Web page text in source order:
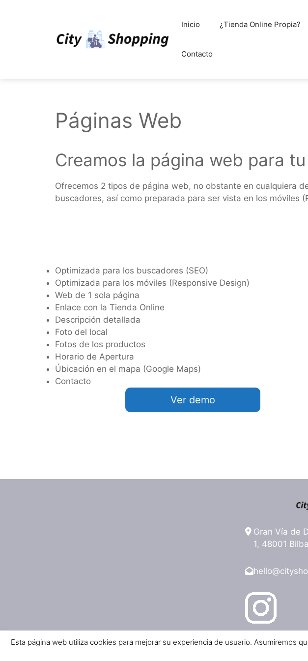
Inicio ¿Tienda Online Propia?
Contacto
Páginas Web
Creamos la página web para
Ofrecemos 2 tipos de página web, no obstante en cualquiera
buscadores, así como preparada para ser vista en los móviles
Optimizada para los buscadores (SEO)
Optimizada para los móviles (Responsive Design)
Web de 1 sola página
Enlace con la Tienda Online
Descripción detallada
Foto del local
Fotos de los productos
Horario de Apertura
Úbicación en el mapa (Google Maps)
Contacto
Ver demo
Gran Vía de
1, 48001
© 2026 Cityshopping - La mejor tienda online para tu
Esta página web utiliza cookies para mejorar su experiencia de usuario. Asumiremos